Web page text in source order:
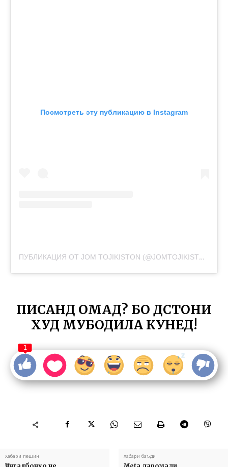
Посмотреть эту публикацию в Instagram
ПУБЛИКАЦИЯ ОТ JOM TOJIKISTON (@JOMTOJIKISTON)
ПИСАНД ОМАД? БО ДӮСТОНИ
ХУД МУБОДИЛА КУНЕД!
1
Хабари пешин Хабари баъди